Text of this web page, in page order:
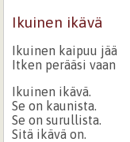
Ikuinen ikävä
Ikuinen kaipuu jää
Itken perääsi vaan
Ikuinen ikävä.
Se on kaunista.
Se on surullista.
Sitä ikävä on.